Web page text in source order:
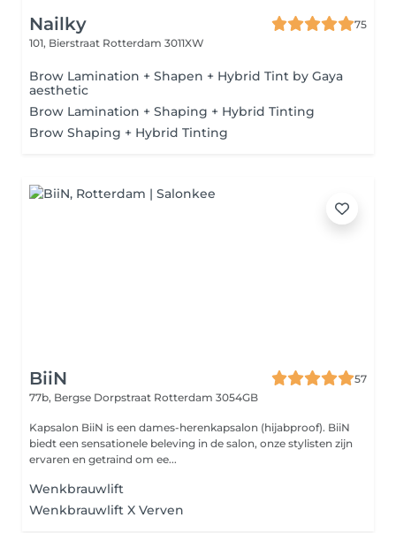
Nailky
75
101, Bierstraat Rotterdam 3011XW
Brow Lamination + Shapen + Hybrid Tint by Gaya
aesthetic
Brow Lamination + Shaping + Hybrid Tinting
Brow Shaping + Hybrid Tinting
BiiN
57
77b, Bergse Dorpstraat Rotterdam 3054GB
Kapsalon BiiN is een dames-herenkapsalon (hijabproof). BiiN
biedt een sensationele beleving in de salon, onze stylisten zijn
ervaren en getraind om ee...
Wenkbrauwlift
Wenkbrauwlift X Verven